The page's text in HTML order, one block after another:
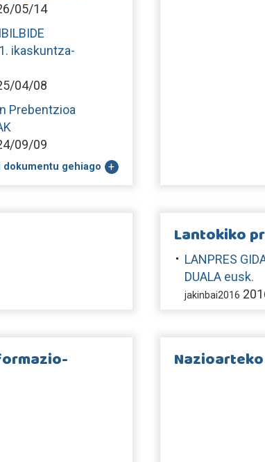
05/14
ikaskuntza-
04/08
Prebentzioa
09/09
dokumentu gehiago
Lantokiko
LANPRES
DUALA eusk.
jakinbai2016